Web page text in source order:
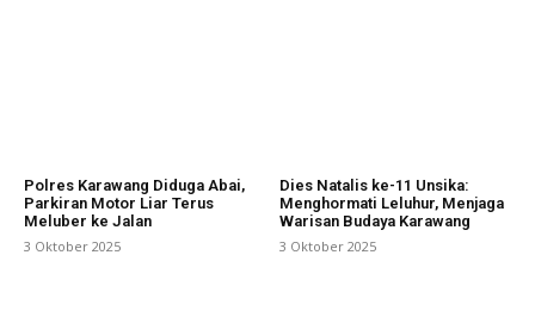
Polres Karawang Diduga Abai,
Parkiran Motor Liar Terus
Meluber ke Jalan
3 Oktober 2025
Dies Natalis ke-11 Unsika:
Menghormati Leluhur, Menjaga
Warisan Budaya Karawang
3 Oktober 2025